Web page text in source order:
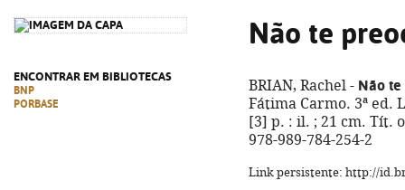
ENCONTRAR EM BIBLIOTECAS
BNP
PORBASE
Não te
BRIAN, Rachel - Não
Fátima Carmo. 3ª ed.
[3] p. : il. ; 21 cm. Tít.
978-989-784-254-2
Link persistente: http://